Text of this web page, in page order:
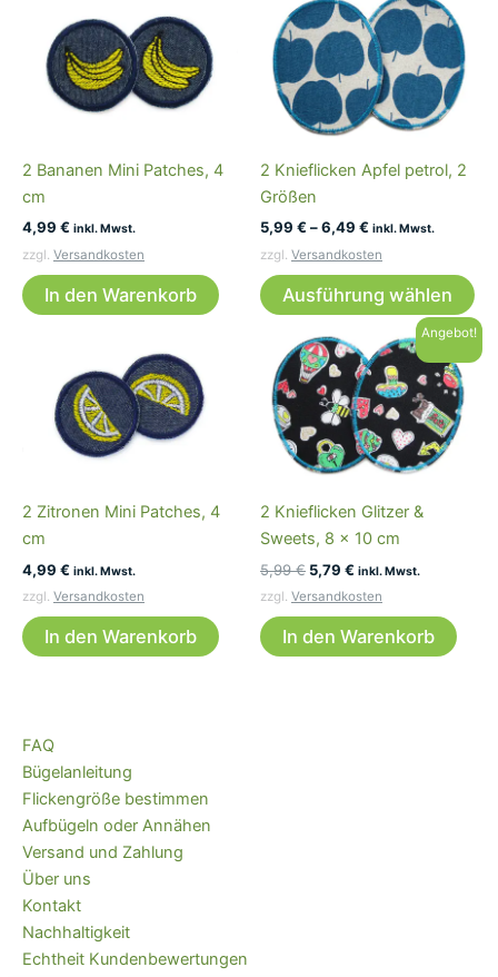
2 Bananen Mini Patches, 4
cm
4,99 € inkl. Mwst.
zzgl. Versandkosten
In den Warenkorb
2 Knieflicken Apfel petrol, 2
Größen
5,99 € –6,49 € inkl. Mwst.
zzgl. Versandkosten
Ausführung wählen
2 Zitronen Mini Patches, 4
cm
4,99 € inkl. Mwst.
zzgl. Versandkosten
In den Warenkorb
Angebot!
2 Knieflicken Glitzer &
Sweets, 8 x 10 cm
5,99€ Ursprünglicher
Preis
war:
5,79 € Aktueller
ist:
inkl. Mwst.
zzgl. Versandkosten
In den Warenkorb
FAQ
Bügelanleitung
Flickengröße bestimmen
Aufbügeln oder Annähen
Versand und Zahlung
Über uns
Kontakt
Nachhaltigkeit
Echtheit Kundenbewertungen